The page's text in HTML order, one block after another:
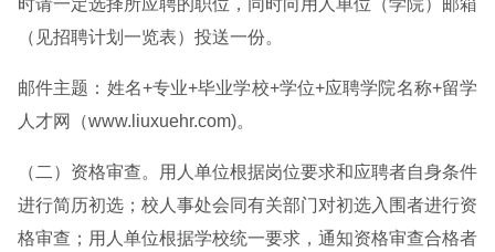
时请一定选择所应聘的职位，同时向用人单位（学院）邮箱
（见招聘计划一览表）投送一份。
邮件主题：姓名+专业+毕业学校+学位+应聘学院名称+留学
人才网（www.liuxuehr.com)。
（二）资格审查。用人单位根据岗位要求和应聘者自身条件
进行简历初选；校人事处会同有关部门对初选入围者进行资
格审查；用人单位根据学校统一要求，通知资格审查合格者